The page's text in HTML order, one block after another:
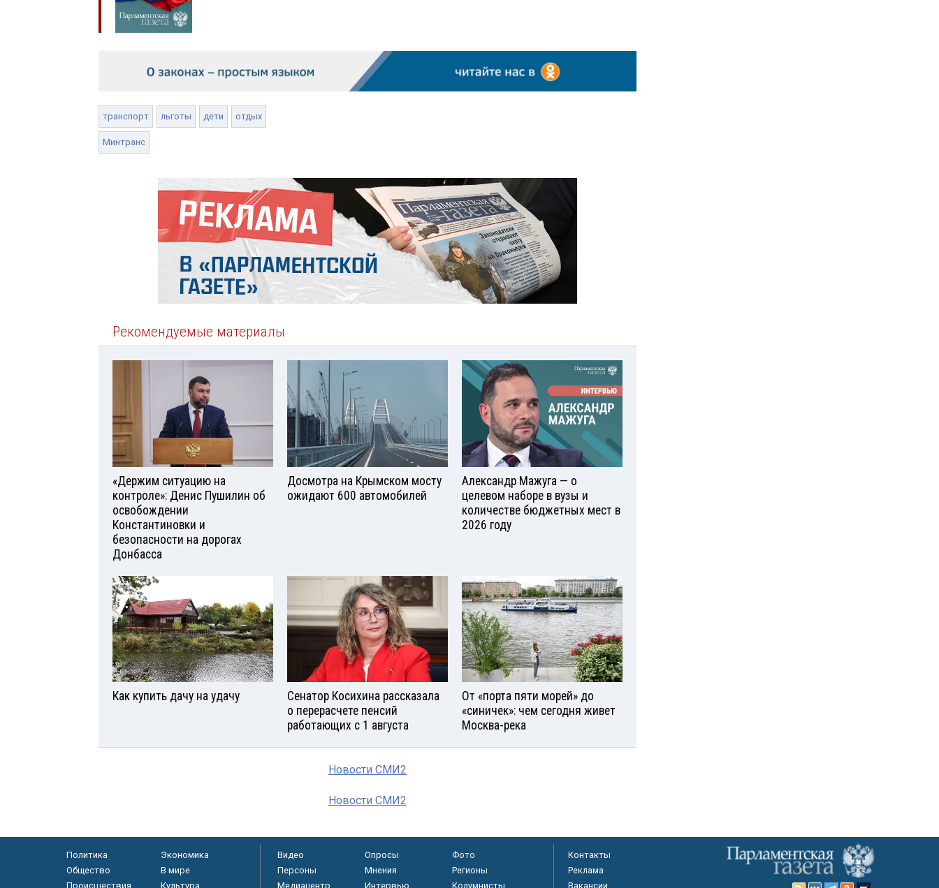
транспорт льготы дети отдых
Минтранс
Рекомендуемые материалы
«Держим ситуацию на
контроле»: Денис Пушилин об
освобождении
Константиновки и
безопасности на дорогах
Донбасса
Досмотра на Крымском мосту
ожидают 600 автомобилей
Александр Мажуга — о
целевом наборе в вузы и
количестве бюджетных мест в
2026 году
Как купить дачу на удачу
Сенатор Косихина рассказала
о перерасчете пенсий
работающих с 1 августа
От «порта пяти морей» до
«синичек»: чем сегодня живет
Москва-река
Новости СМИ2
Новости СМИ2
Политика
Экономика
Общество
В мире
Происшествия
Культура
Видео Опросы
Фото
Персоны
Мнения
Регионы
Медиацентр
Интервью Колумнисты
Контакты
Реклама
Вакансии